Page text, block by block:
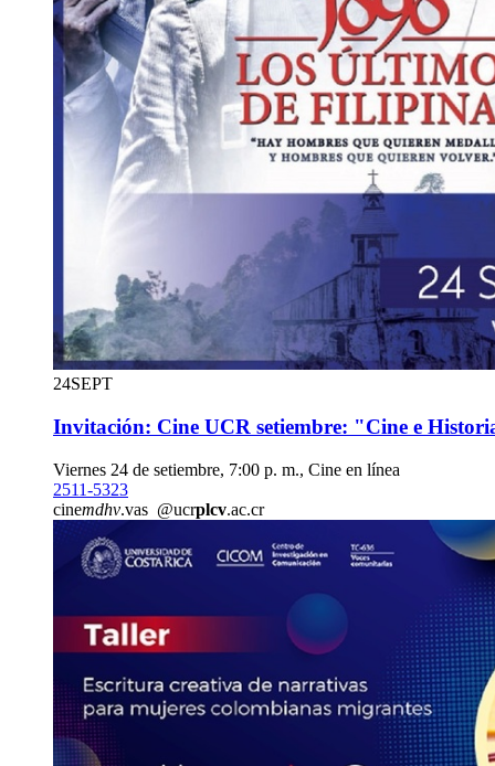
24SEPT
Invitación: Cine UCR setiembre: "Cine e
Viernes 24 de setiembre, 7:00 p. m., Cine en línea
2511-5323
cinemdhv.vas @ucrplcv.ac.cr